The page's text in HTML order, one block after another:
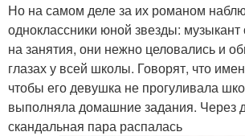
Но на самом деле за их романом
одноклассники юной звезды: музыкант
на занятия, они нежно целовались и
глазах у всей школы. Говорят, что
чтобы его девушка не прогуливала
выполняла домашние задания. Через
скандальная пара распалась